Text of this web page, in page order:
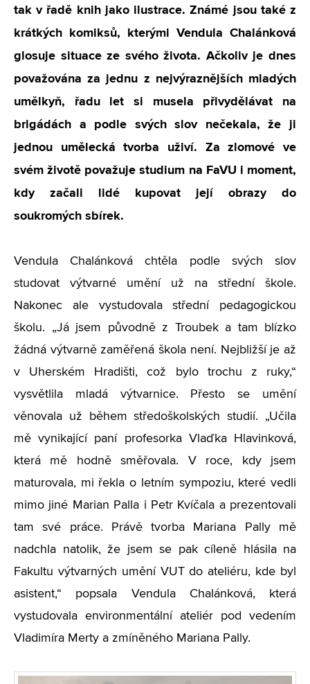
tak v řadě knih jako ilustrace. Známé jsou také z
krátkých komiksů, kterými Vendula Chalánková
glosuje situace ze svého života. Ačkoliv je dnes
považována za jednu z nejvýraznějších mladých
umělkyň, řadu let si musela přivydělávat na
brigádách a podle svých slov nečekala, že ji
jednou umělecká tvorba uživí. Za zlomové ve
svém životě považuje studium na FaVU i moment,
kdy začali lidé kupovat její obrazy do
soukromých sbírek.
Vendula Chalánková chtěla podle svých slov
studovat výtvarné umění už na střední škole.
Nakonec ale vystudovala střední pedagogickou
školu. „Já jsem původně z Troubek a tam blízko
žádná výtvarně zaměřená škola není. Nejbližší je až
v Uherském Hradišti, což bylo trochu z ruky,“
vysvětlila mladá výtvarnice. Přesto se umění
věnovala už během středoškolských studií. „Učila
mě vynikající paní profesorka Vlaďka Hlavinková,
která mě hodně směřovala. V roce, kdy jsem
maturovala, mi řekla o letním sympoziu, které vedli
mimo jiné Marian Palla i Petr Kvíčala a prezentovali
tam své práce. Právě tvorba Mariana Pally mě
nadchla natolik, že jsem se pak cíleně hlásila na
Fakultu výtvarných umění VUT do ateliéru, kde byl
asistent,“ popsala Vendula Chalánková, která
vystudovala environmentální ateliér pod vedením
Vladimíra Merty a zmíněného Mariana Pally.